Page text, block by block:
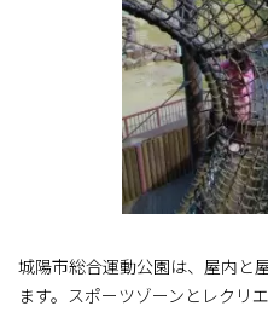
城陽市総合運動公園は、屋内と
ます。スポーツゾーンとレクリ